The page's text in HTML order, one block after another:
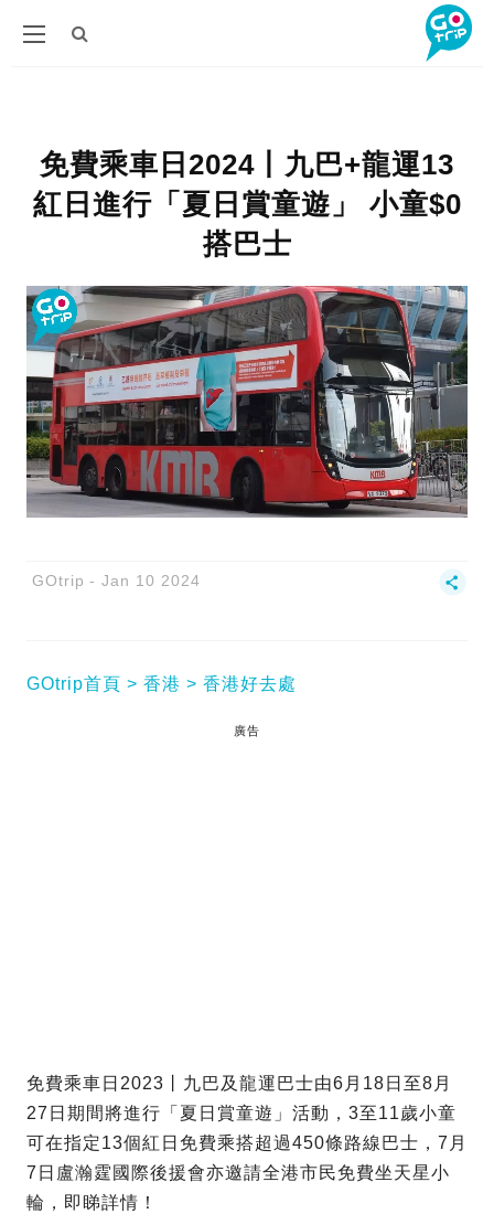
免費乘車日2024丨九巴+龍運13
紅日進行「夏日賞童遊」 小童$0
搭巴士
GOtrip Jan 10 2024
GOtrip首頁 香港 香港好去處
廣告
免費乘車日2023丨九巴及龍運巴士由6月18日至8月
27日期間將進行「夏日賞童遊」活動，3至11歲小童
可在指定13個紅日免費乘搭超過450條路線巴士，7月
7日盧瀚霆國際後援會亦邀請全港市民免費坐天星小
輪，即睇詳情！